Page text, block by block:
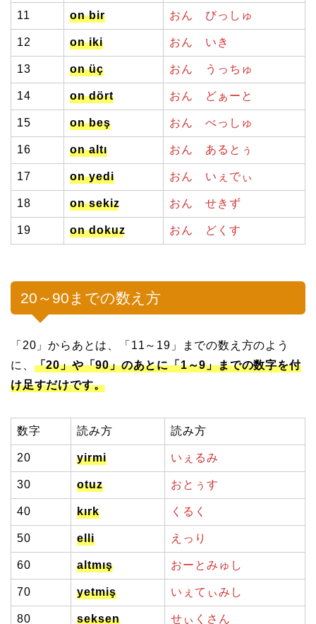
11 on bir おん びっしゅ
12 on iki おん いき
13 on üç おん うっちゅ
14 on dört おん どぁーと
15 on beş おん べっしゅ
16 on altı おん あるとぅ
17 on yedi おん いぇでぃ
18 on sekiz おん せきず
19 on dokuz おん どくす
20～90までの数え方
「20」からあとは、「11～19」までの数え方のよう
に、 「20」や「90」のあとに「1～9」までの数字を付
け足すだけです。
数字 読み方 読み方
20 yirmi いぇるみ
30 otuz おとぅす
40 kırk くるく
50 elli えっり
60 altmış おーとみゅし
70 yetmiş いぇてぃみし
80 seksen せぃくさん